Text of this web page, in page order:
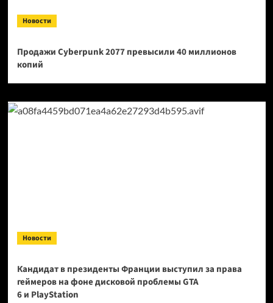
Новости
Продажи Cyberpunk 2077 превысили 40 миллионов
копий
Новости
Кандидат в президенты Франции выступил за права
геймеров на фоне дисковой проблемы GTA
6 и PlayStation